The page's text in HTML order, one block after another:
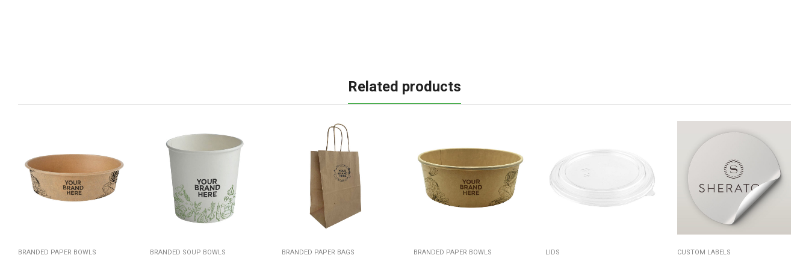
Related products
BRANDED PAPER BOWLS BRANDED SOUP BOWLS BRANDED PAPER BAGS BRANDED PAPER BOWLS LIDS CUSTOM LABELS